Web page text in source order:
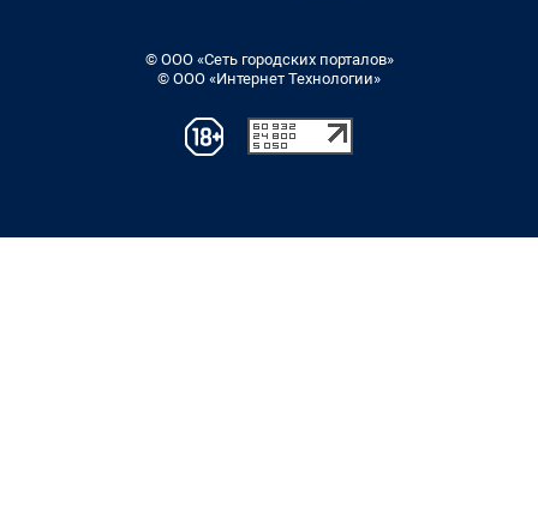
© ООО «Сеть городских порталов»
© ООО «Интернет Технологии»